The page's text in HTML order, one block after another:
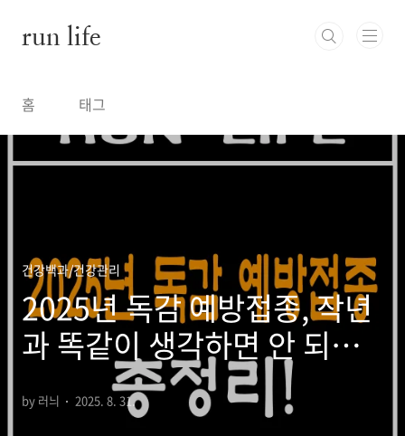
run life
홈 태그
건강백과/건강관리
2025년 독감 예방접종, 작년
과 똑같이 생각하면 안 되는
by 러늬 2025. 8. 31.